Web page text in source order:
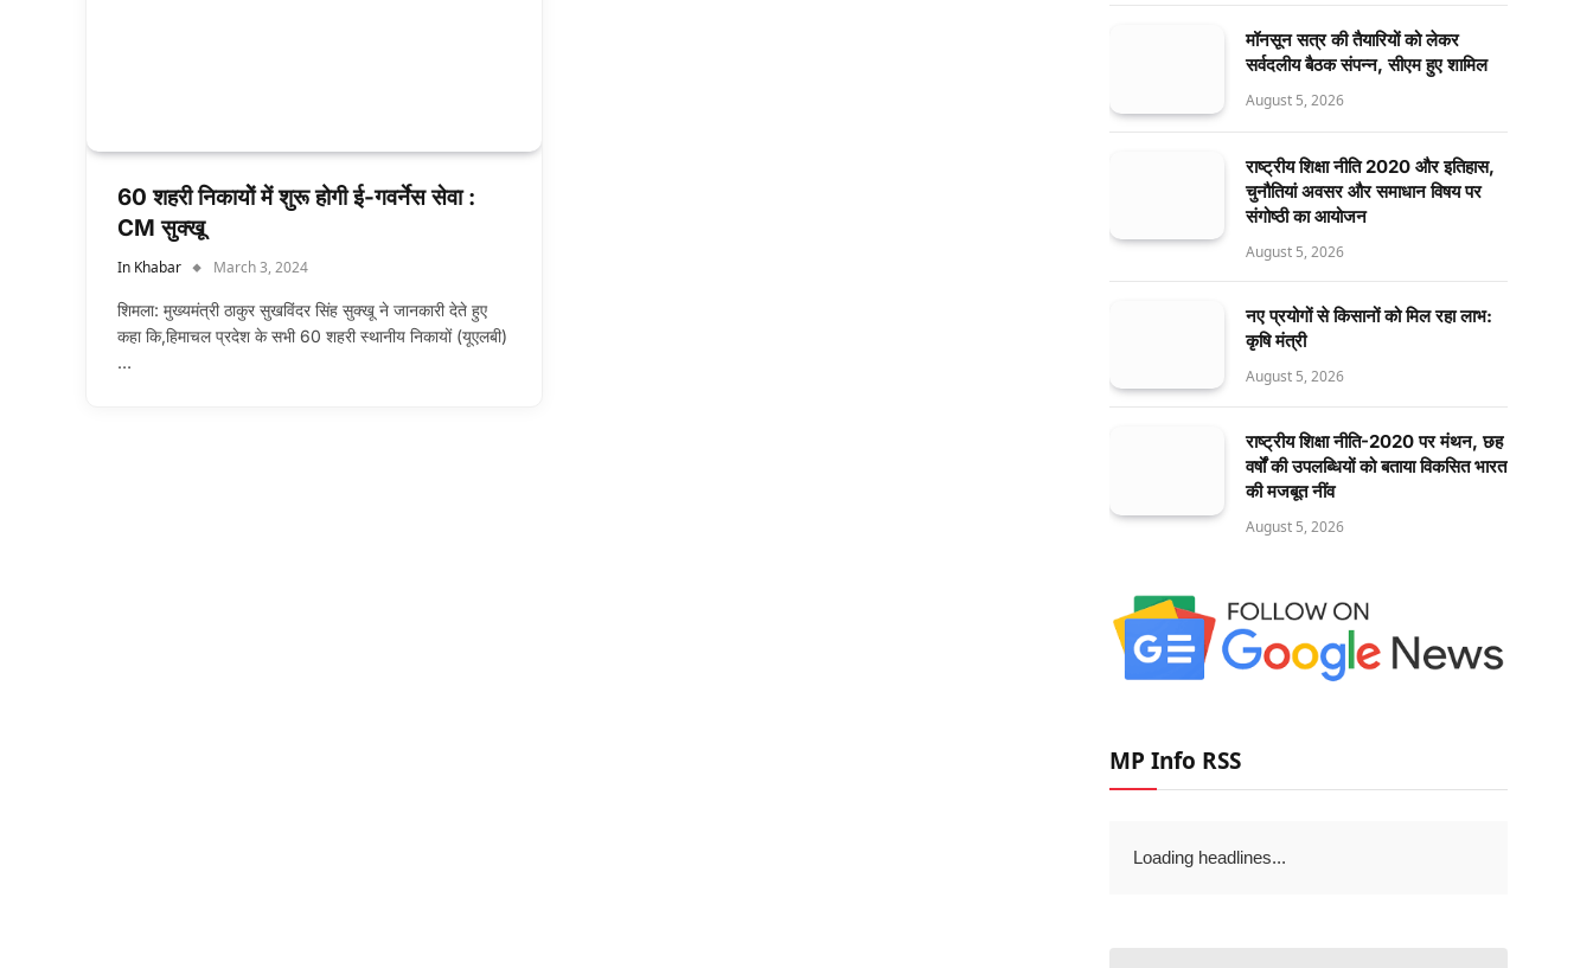
60 शहरी निकायोें में शुरू होगी ई-गवर्नेस सेवा :
CM सुक्खू
In Khabar March 3, 2024
शिमला: मुख्यमंत्री ठाकुर सुखविंदर सिंह सुक्खू ने जानकारी देते हुए
कहा कि,हिमाचल प्रदेश के सभी 60 शहरी स्थानीय निकायों (यूएलबी)
…
मॉनसून सत्र की तैयारियों को लेकर
सर्वदलीय बैठक संपन्न, सीएम हुए शामिल
August 5, 2026
राष्ट्रीय शिक्षा नीति 2020 और इतिहास,
चुनौतियां अवसर और समाधान विषय पर
संगोष्ठी का आयोजन
August 5, 2026
नए प्रयोगों से किसानों को मिल रहा लाभ:
कृषि मंत्री
August 5, 2026
राष्ट्रीय शिक्षा नीति-2020 पर मंथन, छह
वर्षों की उपलब्धियों को बताया विकसित भारत
की मजबूत नींव
August 5, 2026
MP Info RSS
Loading headlines...